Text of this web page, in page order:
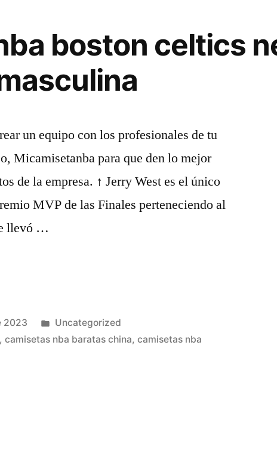
boston celtics
un equipo con los profesionales de tu
Micamisetanba para que den lo mejor
de la empresa. ↑ Jerry West es el único
MVP de las Finales perteneciendo al
llevó …
2023
Publicado
en
Uncategorized
,camisetas nba baratas china,camisetas nba